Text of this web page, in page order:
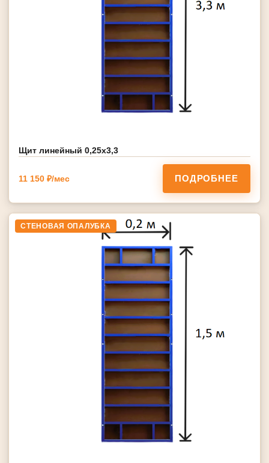
Щит линейный 0,25х3,3
11 150 ₽/мес ПОДРОБНЕЕ
СТЕНОВАЯ ОПАЛУБКА